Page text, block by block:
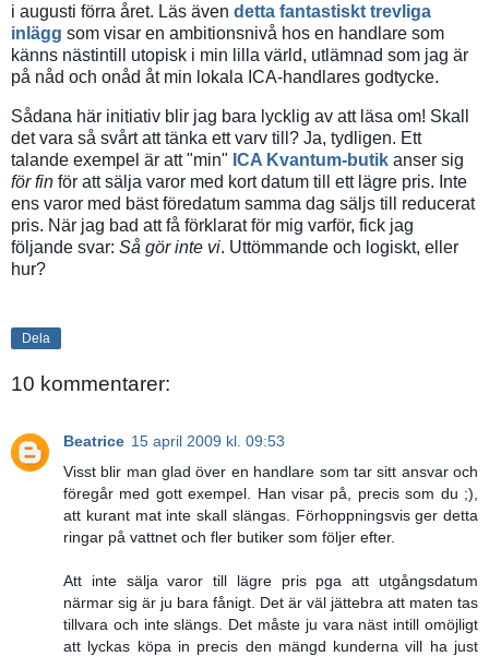
i augusti förra året. Läs även detta fantastiskt trevliga
inlägg som visar en ambitionsnivå hos en handlare som
känns nästintill utopisk i min lilla värld, utlämnad som jag är
på nåd och onåd åt min lokala ICA-handlares godtycke.
Sådana här initiativ blir jag bara lycklig av att läsa om! Skall
det vara så svårt att tänka ett varv till? Ja, tydligen. Ett
talande exempel är att "min" ICA Kvantum-butik anser sig
för fin för att sälja varor med kort datum till ett lägre pris. Inte
ens varor med bäst föredatum samma dag säljs till reducerat
pris. När jag bad att få förklarat för mig varför, fick jag
följande svar: Så gör inte vi. Uttömmande och logiskt, eller
hur?
Dela
10 kommentarer:
Beatrice 15 april 2009 kl. 09:53
Visst blir man glad över en handlare som tar sitt ansvar och
föregår med gott exempel. Han visar på, precis som du ;),
att kurant mat inte skall slängas. Förhoppningsvis ger detta
ringar på vattnet och fler butiker som följer efter.
Att inte sälja varor till lägre pris pga att utgångsdatum
närmar sig är ju bara fånigt. Det är väl jättebra att maten tas
tillvara och inte slängs. Det måste ju vara näst intill omöjligt
att lyckas köpa in precis den mängd kunderna vill ha just